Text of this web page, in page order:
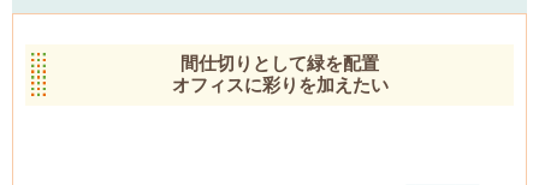
間仕切りとして緑を配置
オフィスに彩りを加えたい